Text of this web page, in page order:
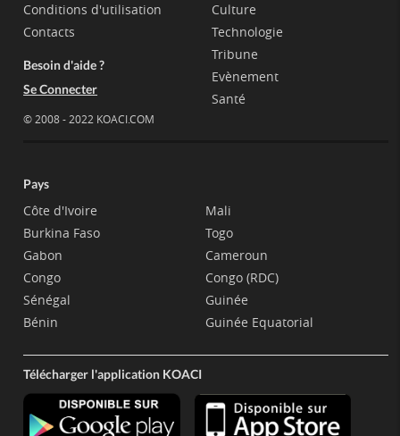
Conditions d'utilisation
Contacts
Besoin d'aide ?
Se Connecter
© 2008 - 2022 KOACI.COM
Culture
Technologie
Tribune
Evènement
Santé
Pays
Côte d'Ivoire
Burkina Faso
Gabon
Congo
Sénégal
Bénin
Mali
Togo
Cameroun
Congo (RDC)
Guinée
Guinée Equatorial
Télécharger l'application KOACI